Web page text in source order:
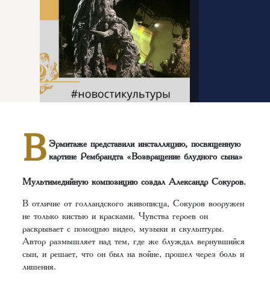
В Эрмитаже представили инсталляцию, посвященную
картине Рембрандта «Возвращение блудного сына»
Мультимедийную композицию создал Александр Сокуров.
В отличие от голландского живописца, Сокуров вооружен
не только кистью и красками. Чувства героев он
раскрывает с помощью видео, музыки и скульптуры.
Автор размышляет над тем, где же блуждал вернувшийся
сын, и решает, что он был на войне, прошел через боль и
лишения.